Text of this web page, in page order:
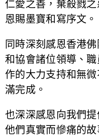
仁愛之善，棄殺戮
恩賜墨寶和寫序文。
同時深刻感恩香港
和協會諸位領導、
作的大力支持和無
滿完成。
也深深感恩向我們
他們真實而慘痛的